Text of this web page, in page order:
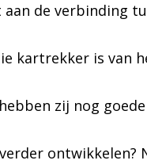
de verbinding
kartrekker is van
zij nog
ontwikkelen?